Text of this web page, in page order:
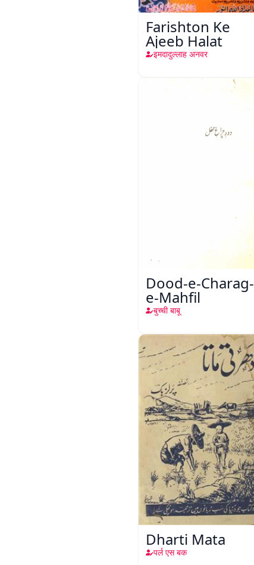
Farishton Ke
Ajeeb Halat
इमदादुल्लाह अनवर
Dood-e-Charag-
e-Mahfil
बुच्ची बाबू
Dharti Mata
पर्ल एस बक